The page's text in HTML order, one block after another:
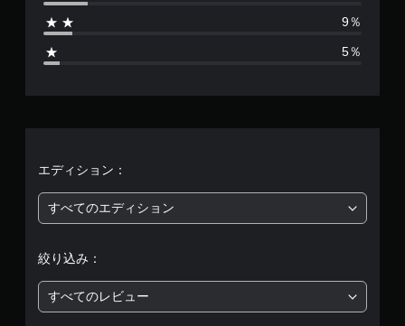
2
価
5
段
9％
5％
エディション：
すべてのエディション
絞り込み：
すべてのレビュー